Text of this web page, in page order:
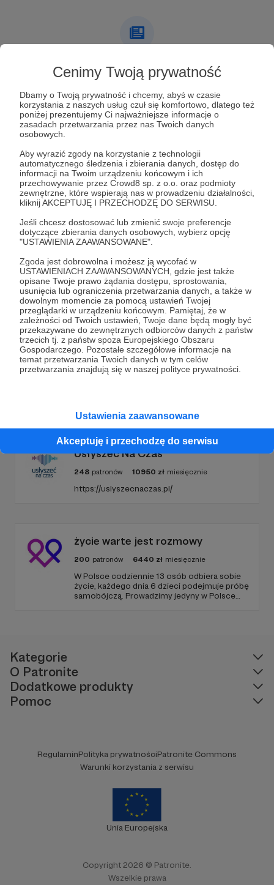
Cenimy Twoją prywatność
Dbamy o Twoją prywatność i chcemy, abyś w czasie
korzystania z naszych usług czuł się komfortowo, dlatego też
poniżej prezentujemy Ci najważniejsze informacje o
zasadach przetwarzania przez nas Twoich danych
osobowych.
Aby wyrazić zgody na korzystanie z technologii
automatycznego śledzenia i zbierania danych, dostęp do
informacji na Twoim urządzeniu końcowym i ich
przechowywanie przez Crowd8 sp. z o.o. oraz podmioty
zewnętrzne, które wspierają nas w prowadzeniu działalności,
kliknij AKCEPTUJĘ I PRZECHODZĘ DO SERWISU.
Jeśli chcesz dostosować lub zmienić swoje preferencje
dotyczące zbierania danych osobowych, wybierz opcję
"USTAWIENIA ZAAWANSOWANE".
Zgoda jest dobrowolna i możesz ją wycofać w
USTAWIENIACH ZAAWANSOWANYCH, gdzie jest także
opisane Twoje prawo żądania dostępu, sprostowania,
usunięcia lub ograniczenia przetwarzania danych, a także w
dowolnym momencie za pomocą ustawień Twojej
przeglądarki w urządzeniu końcowym. Pamiętaj, że w
zależności od Twoich ustawień, Twoje dane będą mogły być
przekazywane do zewnętrznych odbiorców danych z państw
trzecich tj. z państw spoza Europejskiego Obszaru
Gospodarczego. Pozostałe szczegółowe informacje na
temat przetwarzania Twoich danych w tym celów
przetwarzania znajdują się w naszej polityce prywatności.
Ustawienia zaawansowane
Akceptuję i przechodzę do serwisu
Lista postów jest pusta
Wesprzyj działalność AutoraFundacja Damy Radę
teraz!
Zostań Patronem
Usłyszeć Na Czas
248 patronów 10950 zł miesięcznie
https://uslyszecnaczas.pl/
życie warte jest rozmowy
200 patronów 6440 zł miesięcznie
W Polsce codziennie 13 osób odbiera sobie
życie, każdego dnia 6 dzieci podejmuje próbę
samobójczą. Prowadzimy jedyny w Polsce
Kategorie
O Patronite
Dodatkowe produkty
Pomoc
RegulaminPolityka prywatnościPatronite Commons
Warunki korzystania z serwisu
Unia Europejska
Copyright 2026 © Patronite.
Wszelkie prawa